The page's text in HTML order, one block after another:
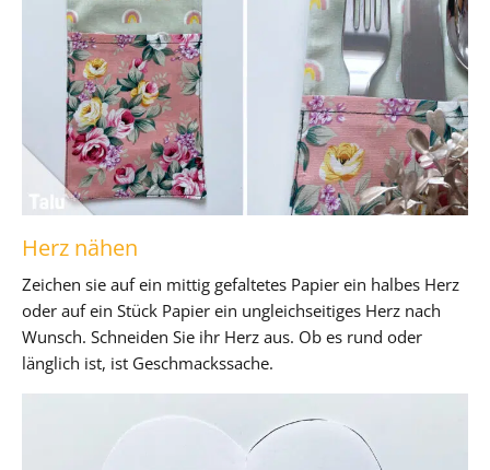
Herz nähen
Zeichen sie auf ein mittig gefaltetes Papier ein halbes Herz
oder auf ein Stück Papier ein ungleichseitiges Herz nach
Wunsch. Schneiden Sie ihr Herz aus. Ob es rund oder
länglich ist, ist Geschmackssache.